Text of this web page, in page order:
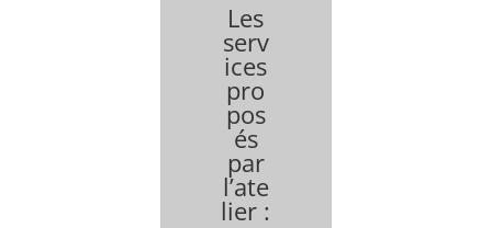
Les
serv
ices
pro
pos
és
par
l’ate
lier :